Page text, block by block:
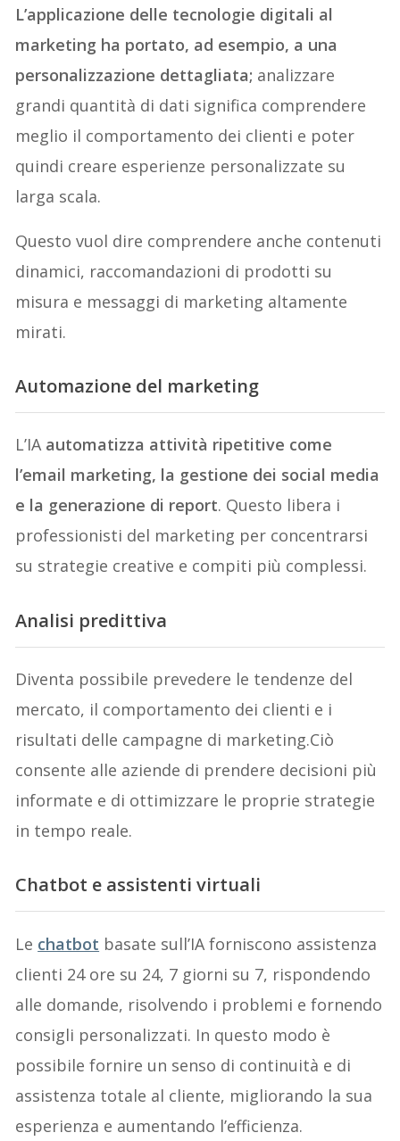
L’applicazione delle tecnologie digitali al
marketing ha portato, ad esempio, a una
personalizzazione dettagliata; analizzare
grandi quantità di dati significa comprendere
meglio il comportamento dei clienti e poter
quindi creare esperienze personalizzate su
larga scala.
Questo vuol dire comprendere anche contenuti
dinamici, raccomandazioni di prodotti su
misura e messaggi di marketing altamente
mirati.
Automazione del marketing
L’IA automatizza attività ripetitive come
l’email marketing, la gestione dei social media
e la generazione di report. Questo libera i
professionisti del marketing per concentrarsi
su strategie creative e compiti più complessi.
Analisi predittiva
Diventa possibile prevedere le tendenze del
mercato, il comportamento dei clienti e i
risultati delle campagne di marketing.Ciò
consente alle aziende di prendere decisioni più
informate e di ottimizzare le proprie strategie
in tempo reale.
Chatbot e assistenti virtuali
Le chatbot basate sull’IA forniscono assistenza
clienti 24 ore su 24, 7 giorni su 7, rispondendo
alle domande, risolvendo i problemi e fornendo
consigli personalizzati. In questo modo è
possibile fornire un senso di continuità e di
assistenza totale al cliente, migliorando la sua
esperienza e aumentando l’efficienza.